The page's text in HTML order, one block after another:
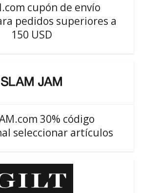
cupón de envío
pedidos superiores a
150 USD
30% código
seleccionar artículos